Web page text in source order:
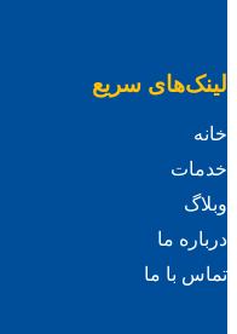
لینک‌های سریع
خانه
خدمات
وبلاگ
درباره ما
تماس با ما